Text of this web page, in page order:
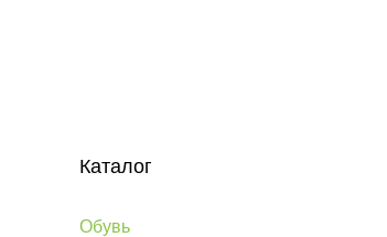
Каталог
Обувь